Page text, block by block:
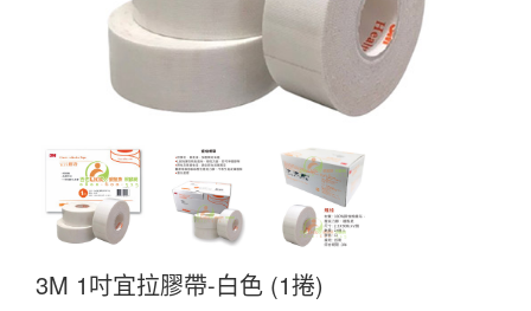
3M 1吋宜拉膠帶-白色 (1捲)